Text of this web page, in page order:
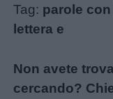
Tag: parole con
lettera e
Non avete
cercando?